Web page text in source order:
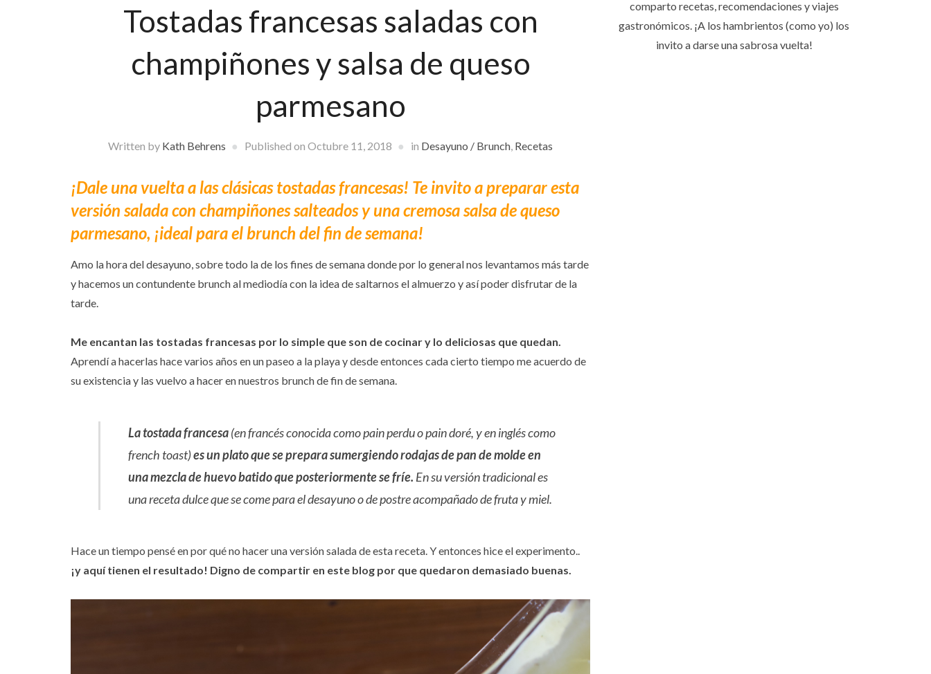
Tostadas francesas saladas con
champiñones y salsa de queso
parmesano
Written by Kath Behrens Published on Octubre 11, 2018 in Desayuno / Brunch, Recetas
¡Dale una vuelta a las clásicas tostadas francesas! Te invito a preparar esta
versión salada con champiñones salteados y una cremosa salsa de queso
parmesano, ¡ideal para el brunch del fin de semana!
Amo la hora del desayuno, sobre todo la de los fines de semana donde por lo general nos levantamos más tarde
y hacemos un contundente brunch al mediodía con la idea de saltarnos el almuerzo y así poder disfrutar de la
tarde.
Me encantan las tostadas francesas por lo simple que son de cocinar y lo deliciosas que quedan.
Aprendí a hacerlas hace varios años en un paseo a la playa y desde entonces cada cierto tiempo me acuerdo de
su existencia y las vuelvo a hacer en nuestros brunch de fin de semana.
La tostada francesa(en francés conocida comopain perduopain doré,y en inglés como
french toast)es un plato que se prepara sumergiendo rodajas de pan de molde en
una mezcla de huevo batido que posteriormente se fríe. En su versión tradicional es
una receta dulce que se come para el desayuno o de postre acompañado de fruta y miel.
Hace un tiempo pensé en por qué no hacer una versión salada de esta receta. Y entonces hice el experimento..
¡y aquí tienen el resultado! Digno de compartir en este blog por que quedaron demasiado buenas.
comparto recetas, recomendaciones y viajes
gastronómicos. ¡A los hambrientos (como yo) los
invito a darse una sabrosa vuelta!